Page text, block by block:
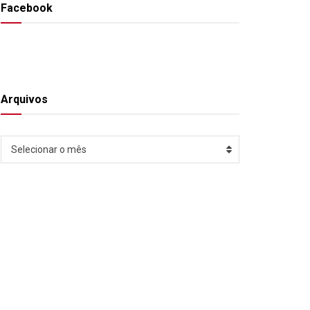
Facebook
Arquivos
Arquivos
Selecionar o mês